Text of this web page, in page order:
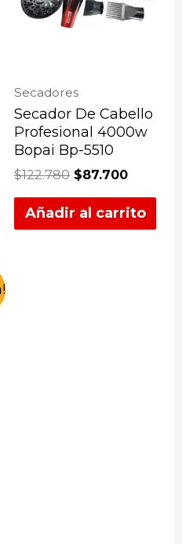
Secadores
Secador De Cabello
Profesional 4000w
Bopai Bp-5510
$122.780 $87.700
Añadir al carrito